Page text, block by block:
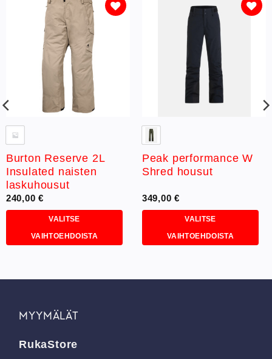
Lisää
toivelistaan
Burton Reserve 2L
Insulated naisten
laskuhousut
240,00€
VALITSE
VAIHTOEHDOISTA
on
Voit
valinnat
toivelistaan
Peak performance W
Shred housut
349,00€
VALITSE
VAIHTOEHDOISTA
on
MYYMÄLÄT
RukaStore